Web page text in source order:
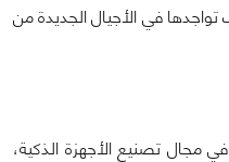
في الأجيال الجديدة من
مع دخول شاشات الدقة العالية HD في مجال تصنيع الأجهزة الذكية،